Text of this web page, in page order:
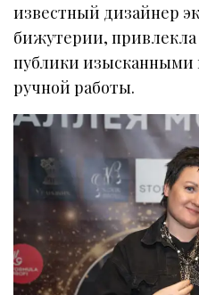
известный дизайнер
бижутерии,
публики
ручной работы.